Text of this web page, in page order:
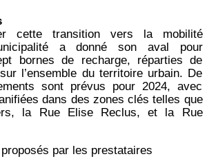
cette transition vers la mobilité
a donné son aval pour
bornes de recharge, réparties de
l’ensemble du territoire urbain. De
sont prévus pour 2024, avec
dans des zones clés telles que
la Rue Elise Reclus, et la Rue
par les prestataires